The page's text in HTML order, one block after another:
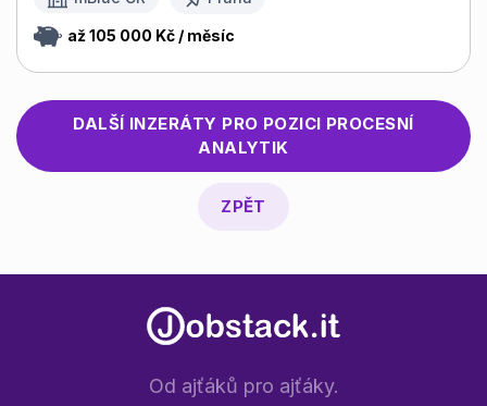
až 105 000 Kč / měsíc
DALŠÍ INZERÁTY PRO POZICI PROCESNÍ
ANALYTIK
ZPĚT
Od ajťáků pro ajťáky.